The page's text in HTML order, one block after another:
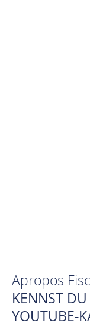
Apropos
KENNST
YOUTUBE-